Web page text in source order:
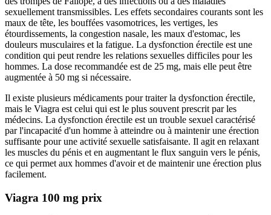
sexuellement transmissibles. Les effets secondaires courants sont les
maux de tête, les bouffées vasomotrices, les vertiges, les
étourdissements, la congestion nasale, les maux d'estomac, les
douleurs musculaires et la fatigue. La dysfonction érectile est une
condition qui peut rendre les relations sexuelles difficiles pour les
hommes. La dose recommandée est de 25 mg, mais elle peut être
augmentée à 50 mg si nécessaire.
Il existe plusieurs médicaments pour traiter la dysfonction érectile,
mais le Viagra est celui qui est le plus souvent prescrit par les
médecins. La dysfonction érectile est un trouble sexuel caractérisé
par l'incapacité d'un homme à atteindre ou à maintenir une érection
suffisante pour une activité sexuelle satisfaisante. Il agit en relaxant
les muscles du pénis et en augmentant le flux sanguin vers le pénis,
ce qui permet aux hommes d'avoir et de maintenir une érection plus
facilement.
Viagra 100 mg prix